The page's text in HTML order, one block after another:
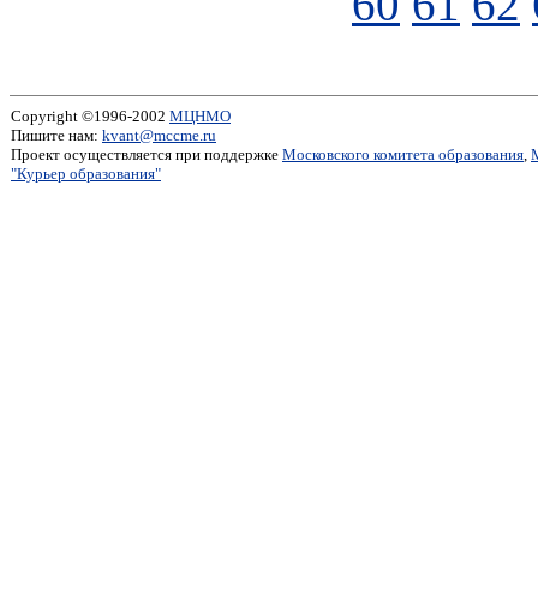
Copyright ©1996-2002 МЦНМО
Пишите нам: kvant@mccme.ru
Проект осуществляется при поддержке Московского комитета образования,
"Курьер образования"